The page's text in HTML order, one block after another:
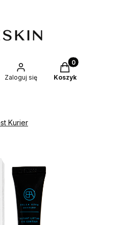
wyszukiwarkę
Zaloguj się
Produkty w
Koszyk
Kurier